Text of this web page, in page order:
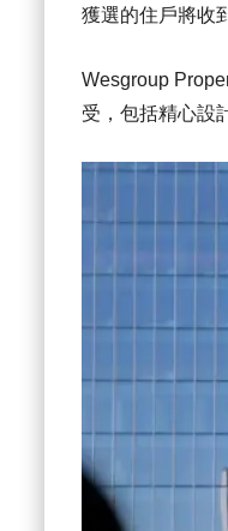
獲選的住戶將收
Wesgroup
受，包括精心設